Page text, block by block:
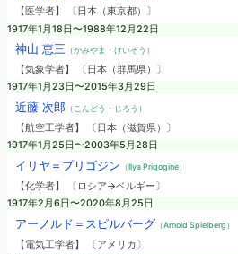
【医学者】 〔日本（東京都）〕
1917年1月18日〜1988年12月22日
神山 恵三 （かみやま・けいぞう）
【気象学者】 〔日本（群馬県）〕
1917年1月23日〜2015年3月29日
近藤 次郎（こんどう・じろう）
【航空工学者】 〔日本（滋賀県）〕
1917年1月25日〜2003年5月28日
イリヤ＝プリゴジン （Ilya Prigogine）
【化学者】 〔ロシア→ベルギー〕
1917年2月6日〜2020年8月25日
アーノルド＝スピルバーグ （Arnold Spielberg）
【電気工学者】 〔アメリカ〕